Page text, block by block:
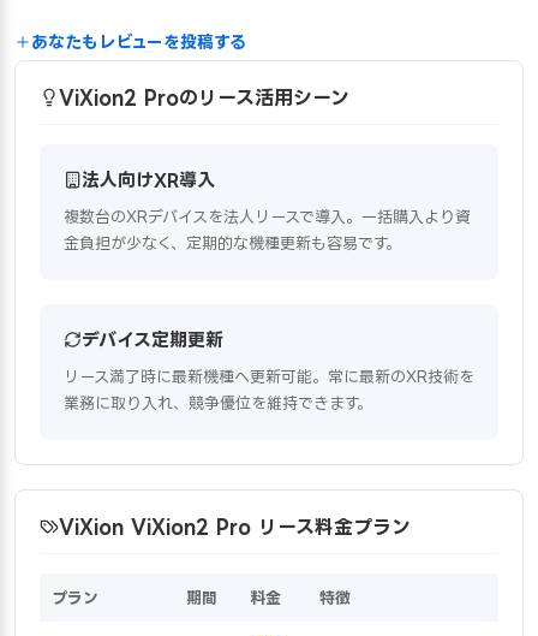
あなたもレビューを投稿する
ViXion2 Proのリース活用シーン
法人向けXR導入
複数台のXRデバイスを法人リースで導入。一括購入より資
金負担が少なく、定期的な機種更新も容易です。
デバイス定期更新
リース満了時に最新機種へ更新可能。常に最新のXR技術を
業務に取り入れ、競争優位を維持できます。
ViXion ViXion2 Pro リース料金プラン
プラン 期間 料金 特徴